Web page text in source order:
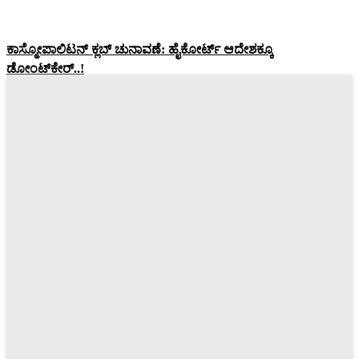
ಕಾಸ್ಮೋಪಾಲಿಟನ್‌ ಕ್ಲಬ್‌ ಚುನಾವಣೆ: ಹೈಕೋರ್ಟ್‌ ಆದೇಶಕ್ಕೂ
ಡೋಂಟ್‌ಕೇರ್‌..!